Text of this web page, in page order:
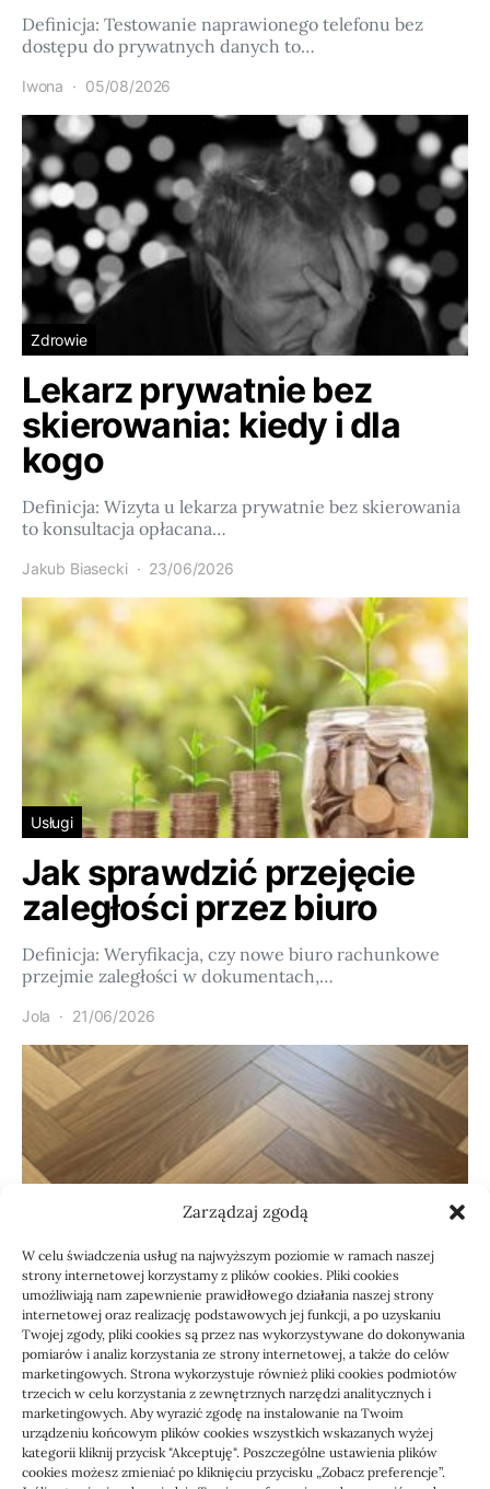
Zarządzaj zgodą
W celu świadczenia usług na najwyższym poziomie w ramach naszej
strony internetowej korzystamy z plików cookies. Pliki cookies
umożliwiają nam zapewnienie prawidłowego działania naszej strony
internetowej oraz realizację podstawowych jej funkcji, a po uzyskaniu
Twojej zgody, pliki cookies są przez nas wykorzystywane do dokonywania
pomiarów i analiz korzystania ze strony internetowej, a także do celów
marketingowych. Strona wykorzystuje również pliki cookies podmiotów
trzecich w celu korzystania z zewnętrznych narzędzi analitycznych i
marketingowych. Aby wyrazić zgodę na instalowanie na Twoim
urządzeniu końcowym plików cookies wszystkich wskazanych wyżej
kategorii kliknij przycisk "Akceptuję". Poszczególne ustawienia plików
cookies możesz zmieniać po kliknięciu przycisku „Zobacz preferencje”.
Definicja: Testowanie naprawionego telefonu bez
dostępu do prywatnych danych to…
Iwona 05/08/2026
Zdrowie
Lekarz prywatnie bez
skierowania: kiedy i dla
kogo
Definicja: Wizyta u lekarza prywatnie bez skierowania
to konsultacja opłacana…
Jakub Biasecki 23/06/2026
Usługi
Jak sprawdzić przejęcie
zaległości przez biuro
Definicja: Weryfikacja, czy nowe biuro rachunkowe
przejmie zaległości w dokumentach,…
Jola 21/06/2026
Budownictwo, Przemysł
Podłoga do mieszkania na
wynajem łatwa w
utrzymaniu: jak
przygotować lokal do
użytkowania